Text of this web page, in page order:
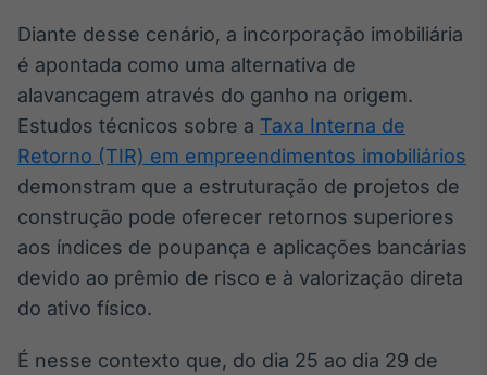
Tecnologia
Broadcast
Radar
Monitoramento
inteligente de
notícias e
conteúdos
Broadcast
Fundos
de investimento
no Brasil
Diante desse cenário, a incorporação imobiliária
é apontada como uma alternativa de
alavancagem através do ganho na origem.
Estudos técnicos sobre a Taxa Interna de
Retorno (TIR) em empreendimentos imobiliários
demonstram que a estruturação de projetos de
construção pode oferecer retornos superiores
aos índices de poupança e aplicações bancárias
devido ao prêmio de risco e à valorização direta
do ativo físico.
É nesse contexto que, do dia 25 ao dia 29 de